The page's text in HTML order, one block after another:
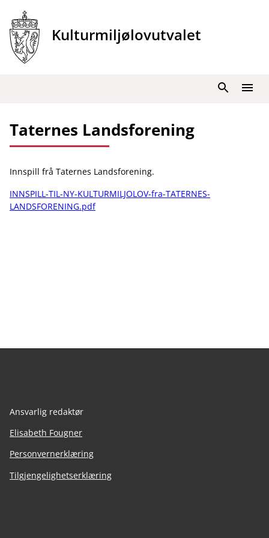
innhold
Kulturmiljølovutvalet
Meny
Søk
Taternes Landsforening
Innspill frå Taternes Landsforening.
INNSPILL-TIL-NY-KULTURMILJOLOV-fra-TATERNES-
LANDSFORENING.pdf
Ansvarlig redaktør
Elisabeth Fougner
Personvernerklæring
Tilgjengelighetserklæring